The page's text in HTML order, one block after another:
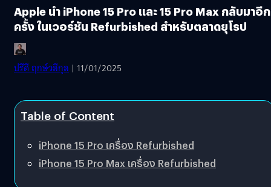
Apple นำ iPhone 15 Pro และ 15 Pro Max กลับมาอีก
ครั้ง ในเวอร์ชัน Refurbished สำหรับตลาดยุโรป
ปรีดี ฤกษ์วลีกุล | 11/01/2025
Table of Content
iPhone 15 Pro เครื่อง Refurbished
iPhone 15 Pro Max เครื่อง Refurbished